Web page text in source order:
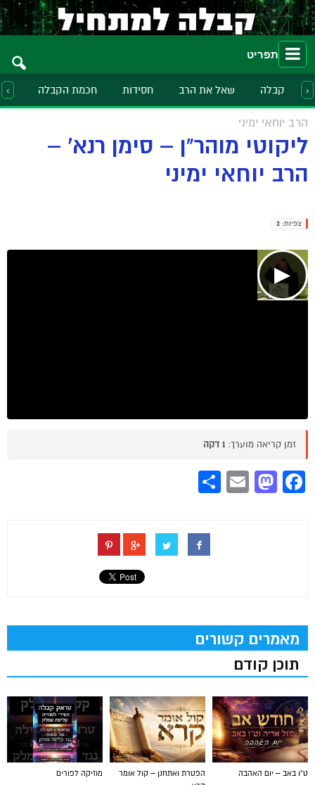
תפריט
קבלה שאל את הרב חסידות חכמת הקבלה ›
‹
הרב יוחאי ימיני
ליקוטי מוהר"ן – סימן רנא' –
הרב יוחאי ימיני
צפיות: 2
▶
זמן קריאה מוערך: 1 דקה
Facebook
Mastodon
Email
מאמרים קשורים
תוכן קודם
מוזיקה לפורים
הפטרת ואתחנן – קול אומר
ט"ו באב – יום האהבה